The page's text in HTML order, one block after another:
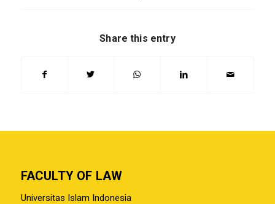
Share this entry
FACULTY OF LAW
Universitas Islam Indonesia